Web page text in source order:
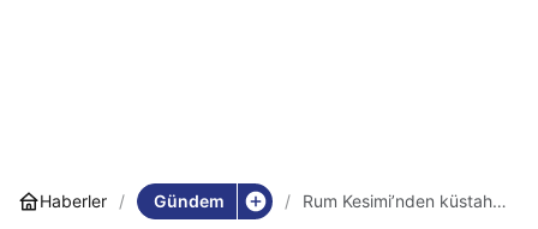
Haberler Gündem
Rum Kesimi’nden küstah